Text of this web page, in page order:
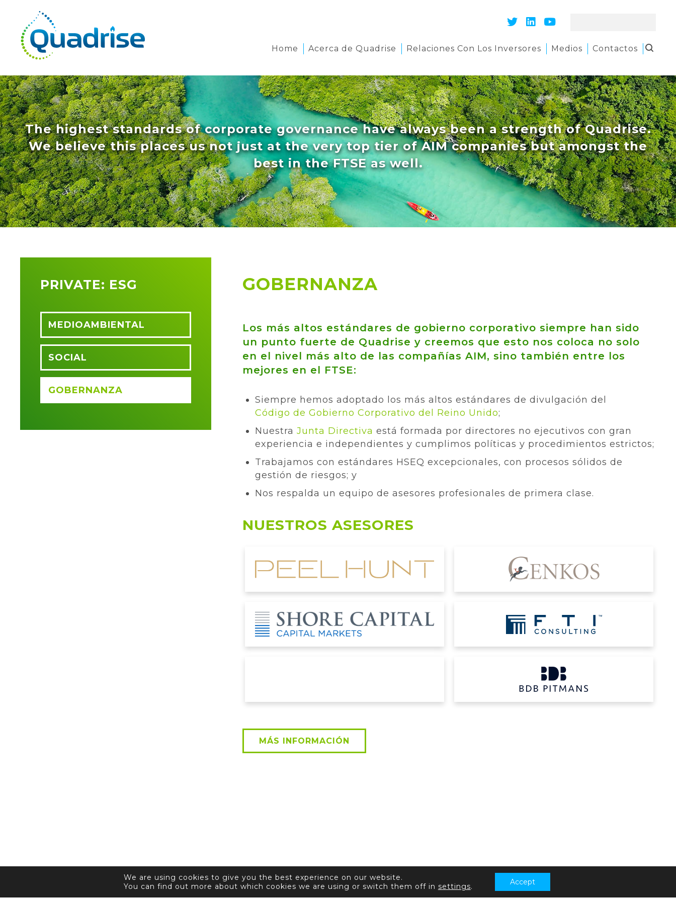
Home Acerca de Quadrise Relaciones Con Los Inversores Medios Contactos
The highest standards of corporate governance have always been a strength of Quadrise.
We believe this places us not just at the very top tier of AIM companies but amongst the
best in the FTSE as well.
GOBERNANZA
Los más altos estándares de gobierno corporativo siempre han sido
un punto fuerte de Quadrise y creemos que esto nos coloca no solo
en el nivel más alto de las compañías AIM, sino también entre los
mejores en el FTSE:
Siempre hemos adoptado los más altos estándares de divulgación del
Código de Gobierno Corporativo del Reino Unido;
NuestraJunta Directiva está formada por directores no ejecutivos con gran
experiencia e independientes y cumplimos políticas y procedimientos estrictos;
Trabajamos con estándares HSEQ excepcionales, con procesos sólidos de
gestión de riesgos; y
Nos respalda un equipo de asesores profesionales de primera clase.
NUESTROS ASESORES
MÁS INFORMACIÓN
PRIVATE: ESG
MEDIOAMBIENTAL
SOCIAL
GOBERNANZA
We are using cookies to give you the best experience on our website.
You can find out more about which cookies we are using or switch them off in settings. Accept